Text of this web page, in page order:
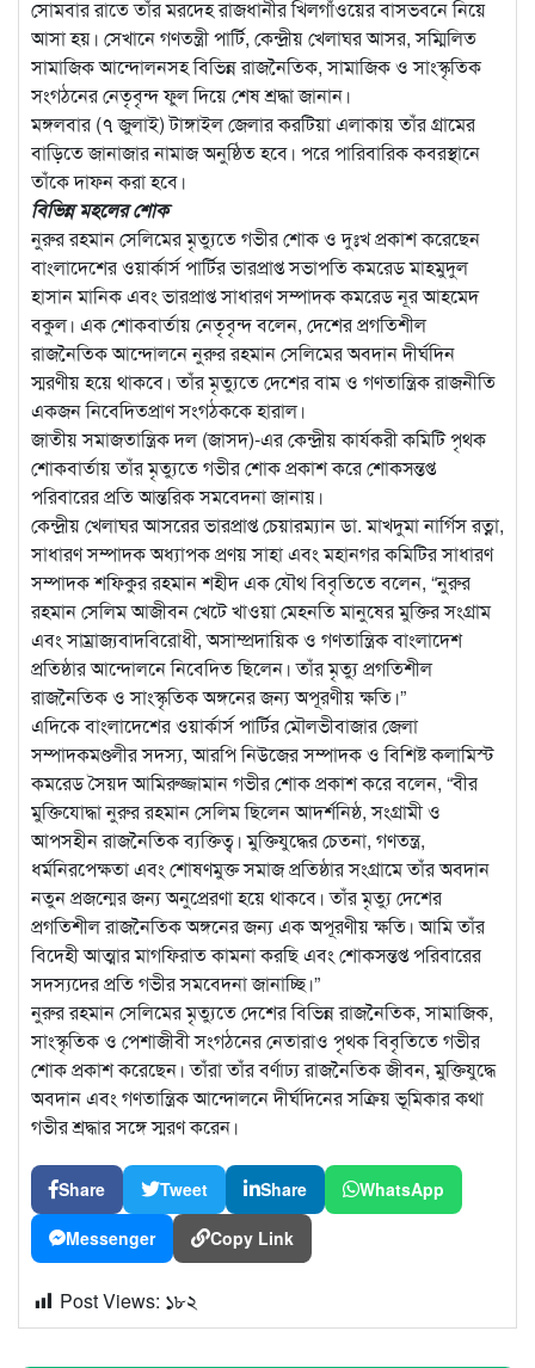
সোমবার রাতে তাঁর মরদেহ রাজধানীর খিলগাঁওয়ের বাসভবনে নিয়ে
আসা হয়। সেখানে গণতন্ত্রী পার্টি, কেন্দ্রীয় খেলাঘর আসর, সম্মিলিত
সামাজিক আন্দোলনসহ বিভিন্ন রাজনৈতিক, সামাজিক ও সাংস্কৃতিক
সংগঠনের নেতৃবৃন্দ ফুল দিয়ে শেষ শ্রদ্ধা জানান।
মঙ্গলবার (৭ জুলাই) টাঙ্গাইল জেলার করটিয়া এলাকায় তাঁর গ্রামের
বাড়িতে জানাজার নামাজ অনুষ্ঠিত হবে। পরে পারিবারিক কবরস্থানে
তাঁকে দাফন করা হবে।
বিভিন্ন মহলের শোক
নুরুর রহমান সেলিমের মৃত্যুতে গভীর শোক ও দুঃখ প্রকাশ করেছেন
বাংলাদেশের ওয়ার্কার্স পার্টির ভারপ্রাপ্ত সভাপতি কমরেড মাহমুদুল
হাসান মানিক এবং ভারপ্রাপ্ত সাধারণ সম্পাদক কমরেড নূর আহমেদ
বকুল। এক শোকবার্তায় নেতৃবৃন্দ বলেন, দেশের প্রগতিশীল
রাজনৈতিক আন্দোলনে নুরুর রহমান সেলিমের অবদান দীর্ঘদিন
স্মরণীয় হয়ে থাকবে। তাঁর মৃত্যুতে দেশের বাম ও গণতান্ত্রিক রাজনীতি
একজন নিবেদিতপ্রাণ সংগঠককে হারাল।
জাতীয় সমাজতান্ত্রিক দল (জাসদ)-এর কেন্দ্রীয় কার্যকরী কমিটি পৃথক
শোকবার্তায় তাঁর মৃত্যুতে গভীর শোক প্রকাশ করে শোকসন্তপ্ত
পরিবারের প্রতি আন্তরিক সমবেদনা জানায়।
কেন্দ্রীয় খেলাঘর আসরের ভারপ্রাপ্ত চেয়ারম্যান ডা. মাখদুমা নার্গিস রত্না,
সাধারণ সম্পাদক অধ্যাপক প্রণয় সাহা এবং মহানগর কমিটির সাধারণ
সম্পাদক শফিকুর রহমান শহীদ এক যৌথ বিবৃতিতে বলেন, “নুরুর
রহমান সেলিম আজীবন খেটে খাওয়া মেহনতি মানুষের মুক্তির সংগ্রাম
এবং সাম্রাজ্যবাদবিরোধী, অসাম্প্রদায়িক ও গণতান্ত্রিক বাংলাদেশ
প্রতিষ্ঠার আন্দোলনে নিবেদিত ছিলেন। তাঁর মৃত্যু প্রগতিশীল
রাজনৈতিক ও সাংস্কৃতিক অঙ্গনের জন্য অপূরণীয় ক্ষতি।”
এদিকে বাংলাদেশের ওয়ার্কার্স পার্টির মৌলভীবাজার জেলা
সম্পাদকমণ্ডলীর সদস্য, আরপি নিউজের সম্পাদক ও বিশিষ্ট কলামিস্ট
কমরেড সৈয়দ আমিরুজ্জামান গভীর শোক প্রকাশ করে বলেন, “বীর
মুক্তিযোদ্ধা নুরুর রহমান সেলিম ছিলেন আদর্শনিষ্ঠ, সংগ্রামী ও
আপসহীন রাজনৈতিক ব্যক্তিত্ব। মুক্তিযুদ্ধের চেতনা, গণতন্ত্র,
ধর্মনিরপেক্ষতা এবং শোষণমুক্ত সমাজ প্রতিষ্ঠার সংগ্রামে তাঁর অবদান
নতুন প্রজন্মের জন্য অনুপ্রেরণা হয়ে থাকবে। তাঁর মৃত্যু দেশের
প্রগতিশীল রাজনৈতিক অঙ্গনের জন্য এক অপূরণীয় ক্ষতি। আমি তাঁর
বিদেহী আত্মার মাগফিরাত কামনা করছি এবং শোকসন্তপ্ত পরিবারের
সদস্যদের প্রতি গভীর সমবেদনা জানাচ্ছি।”
নুরুর রহমান সেলিমের মৃত্যুতে দেশের বিভিন্ন রাজনৈতিক, সামাজিক,
সাংস্কৃতিক ও পেশাজীবী সংগঠনের নেতারাও পৃথক বিবৃতিতে গভীর
শোক প্রকাশ করেছেন। তাঁরা তাঁর বর্ণাঢ্য রাজনৈতিক জীবন, মুক্তিযুদ্ধে
অবদান এবং গণতান্ত্রিক আন্দোলনে দীর্ঘদিনের সক্রিয় ভূমিকার কথা
গভীর শ্রদ্ধার সঙ্গে স্মরণ করেন।
Share Tweet Share WhatsApp
Messenger Copy Link
Post Views: ১৮২